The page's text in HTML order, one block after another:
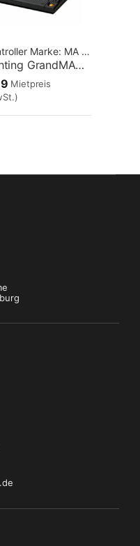
Marke: MA Lighting
MA Lighting GrandMA2 Light
Mietpreis